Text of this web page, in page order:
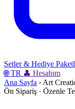
Setler & Hediye
🌐 TR 👤 Hesabım
Ana Sayfa › Art
Ön Sipariş · Özenle